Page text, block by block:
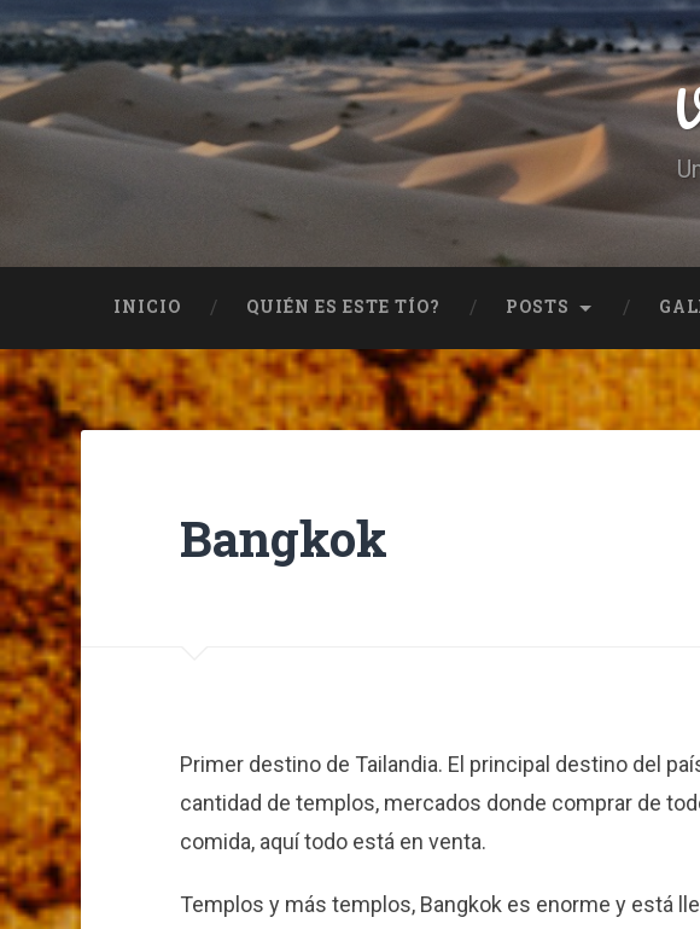
INICIO QUIÉN ES ESTE TÍO? POSTS
Bangkok
Primer destino de Tailandia. El principal destino del
cantidad de templos, mercados donde comprar de
comida, aquí todo está en venta.
Templos y más templos, Bangkok es enorme y está